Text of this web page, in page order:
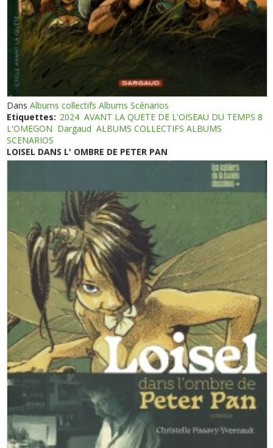
DansAlbums collectifs Albums Scénarios
Etiquettes: 2024 AVANT LA QUETE DE L'OISEAU DU TEMPS 8
L'OMEGON Dargaud ALBUMS COLLECTIFS ALBUMS
SCENARIOS
LOISEL DANS L' OMBRE DE PETER PAN